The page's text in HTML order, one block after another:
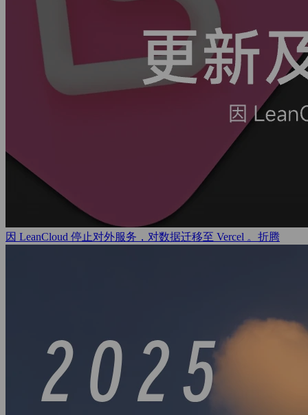
因 LeanCloud 停止对外服务，对数据迁移至 Vercel 。 折腾